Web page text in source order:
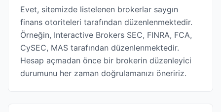
Evet, sitemizde listelenen brokerlar saygın
finans otoriteleri tarafından düzenlenmektedir.
Örneğin, Interactive Brokers SEC, FINRA, FCA,
CySEC, MAS tarafından düzenlenmektedir.
Hesap açmadan önce bir brokerin düzenleyici
durumunu her zaman doğrulamanızı öneririz.